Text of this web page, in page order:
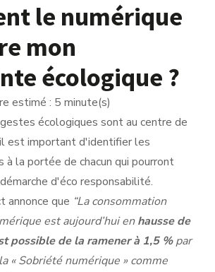
le numérique
mon
écologique ?
estimé : 5 minute(s)
écologiques sont au centre de
est important d'identifier les
à la portée de chacun qui pourront
d'éco responsabilité.
annonce que “La consommation
est aujourd’hui enhausse de
possible de la ramener à 1,5 %par
« Sobriété numérique » comme